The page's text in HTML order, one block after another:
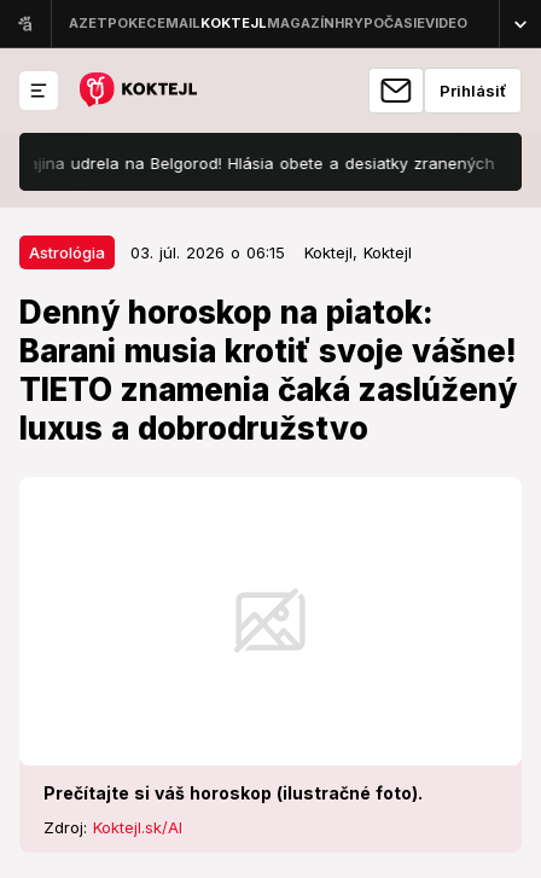
Prihlásiť
na Belgorod! Hlásia obete a desiatky zranených V tejto
Astrológia 03. júl. 2026 o 06:15 Koktejl, Koktejl
Denný horoskop na piatok:
Barani musia krotiť svoje vášne!
TIETO znamenia čaká zaslúžený
luxus a dobrodružstvo
Prečítajte si váš horoskop (ilustračné foto).
Zdroj: Koktejl.sk/AI
Astrológia 03. júl. 2026 o 06:15
Denný horoskop na piatok: Barani
musia krotiť svoje vášne! TIETO
znamenia čaká zaslúžený luxus a
dobrodružstvo